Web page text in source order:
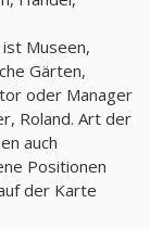
Museen,
Gärten,
oder Manager
Roland. Art der
auch
Positionen
der Karte